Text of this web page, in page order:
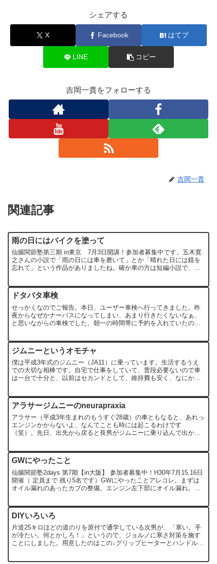
シェアする
X Facebook はてブ
LINE コピー
吉岡一貴をフォローする
吉岡一貴
関連記事
雨の日にはバイクを塗って
仙腸関節塾第三期 in東京 7月3日開講！参加者募集中です。五木寛
之さんの小説で「雨の日には車を磨いて」とか「晴れた日には鏡を
忘れて」という作品がありましたね。確か車の方は短編小説で、鏡
ドタバタ車検
せっかくなのでご報告。本日、ユーザー車検へ行ってきました。昨
夜からなぜかナーバスになってしまい、あまり行きたくないなぁ、
と思いながらの車検でした。朝一の時間帯に予約を入れていたので
ジムニーというオモチャ
僕は平成3年式のジムニー（JA11）に乗っています。生活するうえ
での大切な相棒です。自宅で仕事をしていて、普段必要ないので車
は一台で十分と、以前はセカンドとして、維持費も安く、なにかと
アラサージムニーのneurapraxia
アラサー（平成3年生まれのもうすぐ28歳）の車ともなると、あれっ
エンジンかからないよ、なんてことも時には起こるわけです
（笑）。先日、出先から戻ると長男がジムニーに乗り込んで出かけ
GWにやったこと
仙腸関節塾2days 第7期【in大阪】 参加者募集中！H30年7月15,16日
開催（ 定員まで 残り5名です）GWにやったことアレコレ。まずは
オイル漏れのあったカブの整備。エンジン左下部にオイル漏れ。結
DIYいろいろ
片道25キロほどの道のりを原付で通学している次男が、「寒い。手
が冷たい。何とかしろ！」というので、ジョルノに寒さ対策を施す
ことにしました。用意したのはこの↓グリップヒーターとハンドルカ